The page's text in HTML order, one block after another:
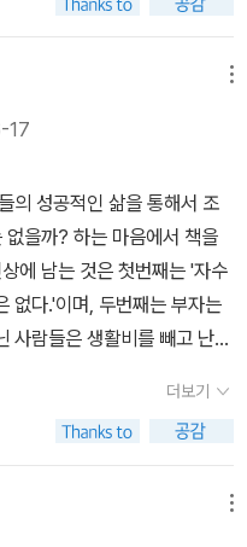
부자가 되었다. 하지만 부자
도 있다. 부자들은 독하다.
해야 하는 것은 맞는 이야기
있을까... 내가 부자에게 가장
성실성을 가지기란 쉽지가
적인 부자가 되는 것이 낫지
를 덜 탄 탓일까...
음을 할인해서 부자가 될수
할수 있으면 좋은것이구 남
수도 있겠지만 그렇게 할수 있
? 그렇게 할인을 해주기 위
을테구 내가 할인을 해주지
이 될테니 말이다.주변엔 세
말정산땐 그거 받아야 얼마
볼수 있다. 하지만 내가 정당
꼭 받아야 한다고 한다... 내가
못하기 때문이다. 부자들은
에 부자가될수 있는 간단한
노력하시길... 외국번역서보
수 있었다. 10년후의 내 모습
17
의 성공적인 삶을 통해서 조
을까? 하는 마음에서 책을
에 남는 것은 첫번째는 '자수
없다.'이며, 두번째는 부자는
사람들은 생활비를 빼고 난
이제부터 더욱 아침에 승리
지만이 언젠가 나도 부자로
째 언급했듯이 부자라고 모두
을 제시하고자 한다. 그것은
은 실천 하나하나에서 부자
더보기